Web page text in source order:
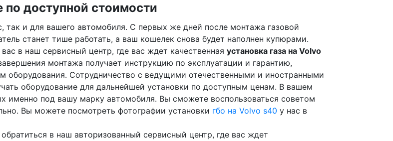
по доступной стоимости
так и для вашего автомобиля. С первых же дней после монтажа газовой
станет тише работать, а ваш кошелек снова будет наполнен купюрами.
в наш сервисный центр, где вас ждет качественная установка газа на Volvo
монтажа получает инструкцию по эксплуатации и гарантию,
Сотрудничество с ведущими отечественными и иностранными
оборудование для дальнейшей установки по доступным ценам. В вашем
именно под вашу марку автомобиля. Вы сможете воспользоваться советом
Вы можете посмотреть фотографии установки гбо на Volvo s40 у нас в
в наш авторизованный сервисный центр, где вас ждет